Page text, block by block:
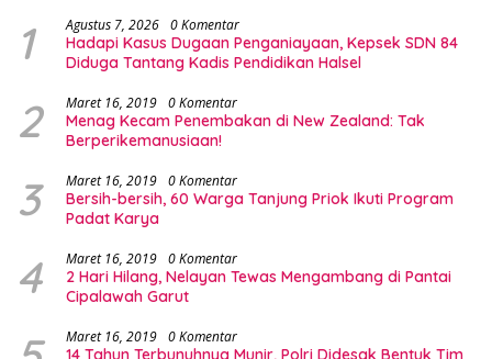
1 Agustus 7, 2026 0 Komentar
Hadapi Kasus Dugaan Penganiayaan, Kepsek SDN 84
Diduga Tantang Kadis Pendidikan Halsel
2 Maret 16, 2019 0 Komentar
Menag Kecam Penembakan di New Zealand: Tak
Berperikemanusiaan!
3 Maret 16, 2019 0 Komentar
Bersih-bersih, 60 Warga Tanjung Priok Ikuti Program
Padat Karya
4 Maret 16, 2019 0 Komentar
2 Hari Hilang, Nelayan Tewas Mengambang di Pantai
Cipalawah Garut
Maret 16, 2019 0 Komentar
14 Tahun Terbunuhnya Munir, Polri Didesak Bentuk Tim